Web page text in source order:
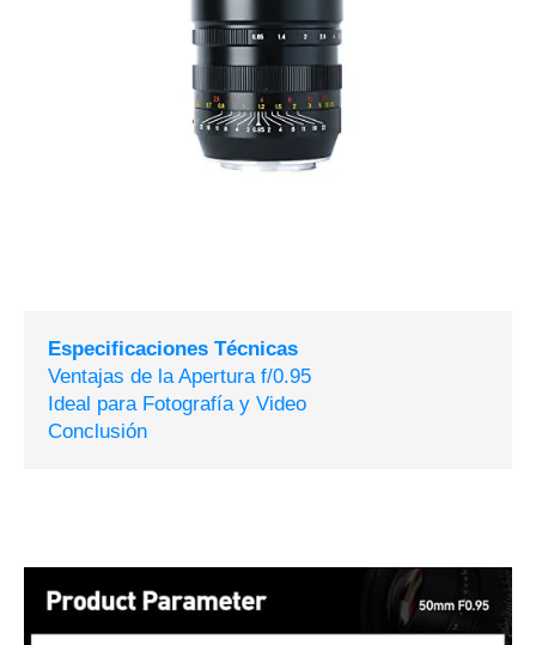
Especificaciones Técnicas
Ventajas de la Apertura f/0.95
Ideal para Fotografía y Video
Conclusión